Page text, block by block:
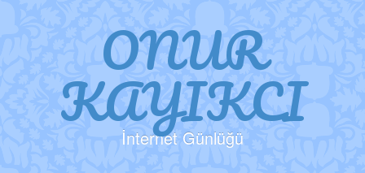
ONUR
KAYIKCI
İnternet Günlüğü